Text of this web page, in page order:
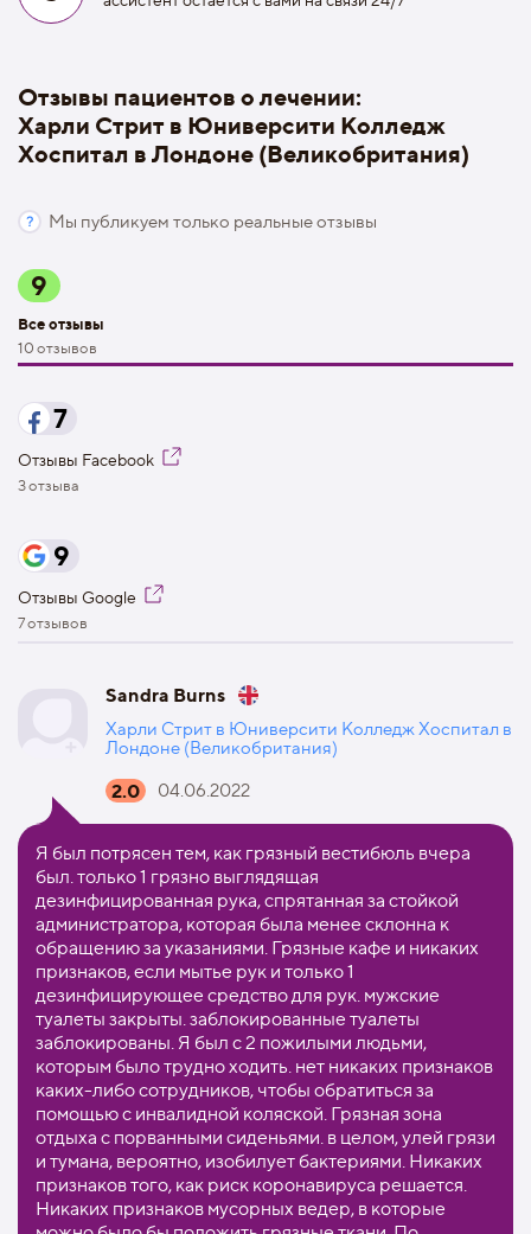
Отзывы пациентов о лечении:
Харли Стрит в Юниверсити Колледж
Хоспитал в Лондоне (Великобритания)
Мы публикуем только реальные отзывы
9
Все отзывы
10 отзывов
7
Отзывы Facebook
3 отзыва
9
Отзывы Google
7 отзывов
Sandra Burns
Харли Стрит в Юниверсити Колледж Хоспитал в
Лондоне (Великобритания)
2.0 04.06.2022
Я был потрясен тем, как грязный вестибюль вчера
был. только 1 грязно выглядящая
дезинфицированная рука, спрятанная за стойкой
администратора, которая была менее склонна к
обращению за указаниями. Грязные кафе и никаких
признаков, если мытье рук и только 1
дезинфицирующее средство для рук. мужские
туалеты закрыты. заблокированные туалеты
заблокированы. Я был с 2 пожилыми людьми,
которым было трудно ходить. нет никаких признаков
каких-либо сотрудников, чтобы обратиться за
помощью с инвалидной коляской. Грязная зона
отдыха с порванными сиденьями. в целом, улей грязи
и тумана, вероятно, изобилует бактериями. Никаких
признаков того, как риск коронавируса решается.
Никаких признаков мусорных ведер, в которые